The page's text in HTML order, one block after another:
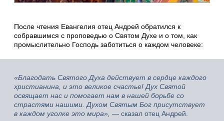
После чтения Евангелия отец Андрей обратился к
собравшимся с проповедью о Святом Духе и о том, как
промыслительно Господь заботиться о каждом человеке:
«Благодать Святого Духа действует в сердце каждого
христианина, и это великое счастье! Дух Святой
освящает нас и помогает нам в нашей борьбе со
страстями нашими. Духом Святым Бог присутствует
в каждом уголке это мира», — сказал отец Андрей.